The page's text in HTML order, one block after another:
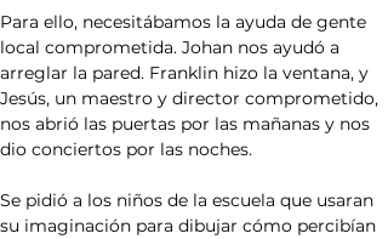
Para ello, necesitábamos la ayuda de gente
local comprometida. Johan nos ayudó a
arreglar la pared. Franklin hizo la ventana, y
Jesús, un maestro y director comprometido,
nos abrió las puertas por las mañanas y nos
dio conciertos por las noches.
Se pidió a los niños de la escuela que usaran
su imaginación para dibujar cómo percibían